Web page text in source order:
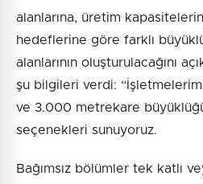
alanlarına, üretim
hedeflerine göre farklı
alanlarının oluşturulacağını
şu bilgileri verdi:
ve 3.000 metrekare
seçenekleri sunuyoruz.
Bağımsız bölümler tek katlı